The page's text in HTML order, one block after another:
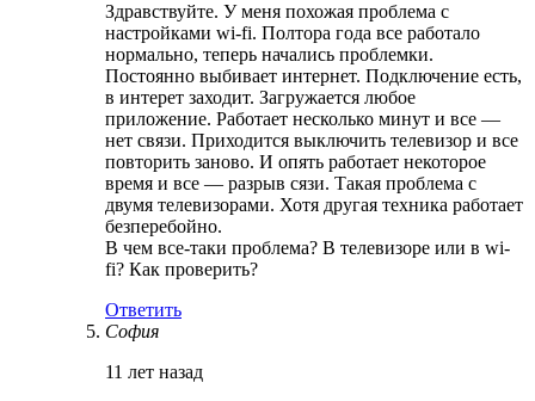
Здравствуйте. У меня похожая проблема с
настройками wi-fi. Полтора года все работало
нормально, теперь начались проблемки.
Постоянно выбивает интернет. Подключение есть,
в интерет заходит. Загружается любое
приложение. Работает несколько минут и все —
нет связи. Приходится выключить телевизор и все
повторить заново. И опять работает некоторое
время и все — разрыв сязи. Такая проблема с
двумя телевизорами. Хотя другая техника работает
безперебойно.
В чем все-таки проблема? В телевизоре или в wi-
fi? Как проверить?
Ответить
София
11 лет назад